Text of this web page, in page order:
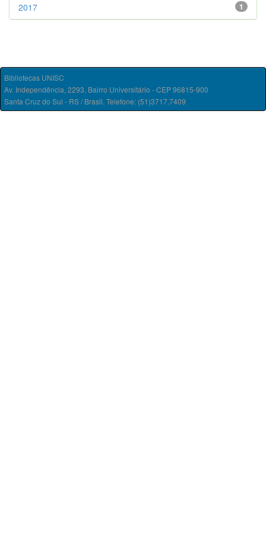
1
2017
Bibliotecas UNISC
Av. Independência, 2293, Bairro Universitário - CEP 96815-900
Santa Cruz do Sul - RS / Brasil. Telefone: (51)3717.7409